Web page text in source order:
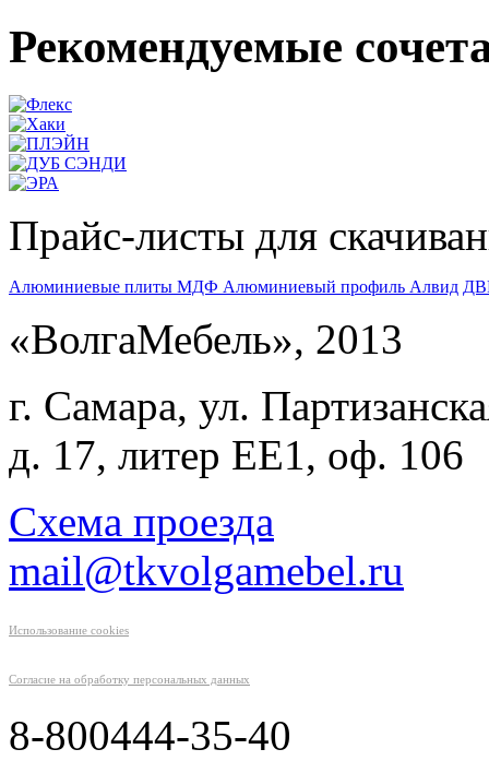
Рекомендуемые
Прайс-листы для
Алюминиевые плиты МДФ Алюминиевый профиль Алвид
«ВолгаМебель», 2013
г. Самара, ул.
д. 17, литер ЕЕ1, оф. 106
Схема проезда
mail@tkvolgamebel.ru
Использование cookies
Согласие на обработку персональных данных
8-800444-35-40